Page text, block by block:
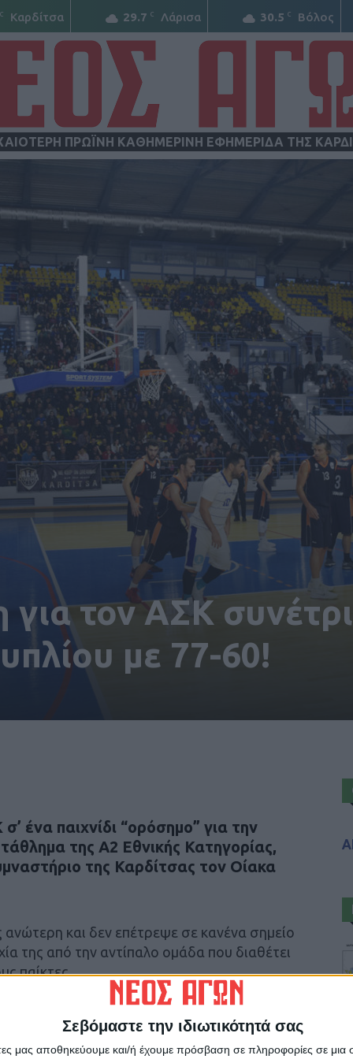
Σεβόμαστε την ιδιωτικότητά σας
μας αποθηκεύουμε και/ή έχουμε πρόσβαση σε πληροφορίες σε
C Καρδίτσα 29.7 C Λάρισα 30.5 C Βόλος
ΠΡΩΪΝΗ ΚΑΘΗΜΕΡΙΝΗ ΕΦΗΜΕΡΙΔΑ ΤΗΣ
ΑΓΩΝ
για τον ΑΣΚ
με 77-60!
σ’ ένα παιχνίδι “ορόσημο” για την
της Α2 Εθνικής Κατηγορίας,
της Καρδίτσας τον Οίακα
και δεν επέτρεψε σε κανένα σημείο
της από την αντίπαλο ομάδα που διαθέτει
παίκτες…
για τη συνέχεια νίκη…